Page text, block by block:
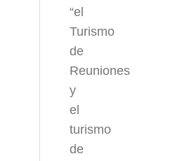
“el
Turismo
de
Reuniones
y
el
turismo
de